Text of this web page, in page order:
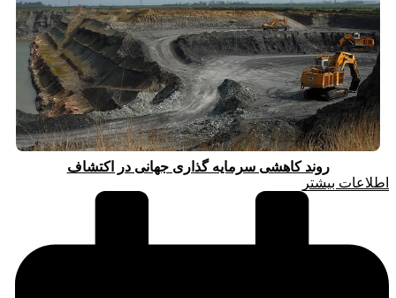
روند کاهشی سرمایه گذاری جهانی در اکتشاف
اطلاعات بیشتر